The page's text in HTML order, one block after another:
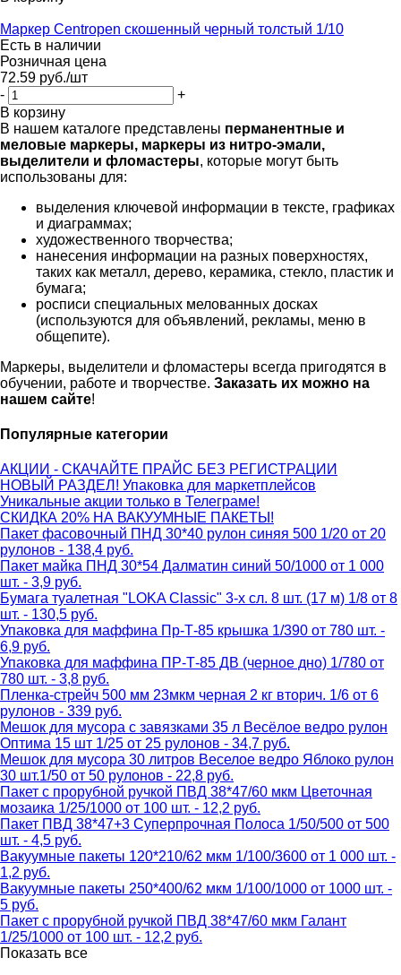
Маркер Centropen скошенный черный толстый 1/10
Есть в наличии
Розничная цена
72.59 руб./шт
-
+
В корзину
В нашем каталоге представлены перманентные и
меловые маркеры, маркеры из нитро-эмали,
выделители и фломастеры, которые могут быть
использованы для:
выделения ключевой информации в тексте, графиках
и диаграммах;
художественного творчества;
нанесения информации на разных поверхностях,
таких как металл, дерево, керамика, стекло, пластик и
бумага;
росписи специальных мелованных досках
(используются для объявлений, рекламы, меню в
общепите).
Маркеры, выделители и фломастеры всегда пригодятся в
обучении, работе и творчестве. Заказать их можно на
нашем сайте!
Популярные категории
АКЦИИ - СКАЧАЙТЕ ПРАЙС БЕЗ РЕГИСТРАЦИИ
НОВЫЙ РАЗДЕЛ! Упаковка для маркетплейсов
Уникальные акции только в Телеграме!
СКИДКА 20% НА ВАКУУМНЫЕ ПАКЕТЫ!
Пакет фасовочный ПНД 30*40 рулон синяя 500 1/20 от 20
рулонов - 138,4 руб.
Пакет майка ПНД 30*54 Далматин синий 50/1000 от 1 000
шт. - 3,9 руб.
Бумага туалетная "LOKA Classic" 3-х сл. 8 шт. (17 м) 1/8 от 8
шт. - 130,5 руб.
Упаковка для маффина Пр-Т-85 крышка 1/390 от 780 шт. -
6,9 руб.
Упаковка для маффина ПР-Т-85 ДВ (черное дно) 1/780 от
780 шт. - 3,8 руб.
Пленка-стрейч 500 мм 23мкм черная 2 кг вторич. 1/6 от 6
рулонов - 339 руб.
Мешок для мусора с завязками 35 л Весёлое ведро рулон
Оптима 15 шт 1/25 от 25 рулонов - 34,7 руб.
Мешок для мусора 30 литров Веселое ведро Яблоко рулон
30 шт.1/50 от 50 рулонов - 22,8 руб.
Пакет с прорубной ручкой ПВД 38*47/60 мкм Цветочная
мозаика 1/25/1000 от 100 шт. - 12,2 руб.
Пакет ПВД 38*47+3 Суперпрочная Полоса 1/50/500 от 500
шт. - 4,5 руб.
Вакуумные пакеты 120*210/62 мкм 1/100/3600 от 1 000 шт. -
1,2 руб.
Вакуумные пакеты 250*400/62 мкм 1/100/1000 от 1000 шт. -
5 руб.
Пакет с прорубной ручкой ПВД 38*47/60 мкм Галант
1/25/1000 от 100 шт. - 12,2 руб.
Показать все